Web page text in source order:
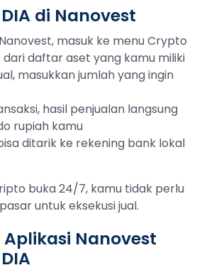
di Nanovest
masuk ke menu Crypto
dari daftar aset yang kamu miliki
masukkan jumlah yang ingin
hasil penjualan langsung
rupiah kamu
ditarik ke rekening bank lokal
buka 24/7, kamu tidak perlu
untuk eksekusi jual.
Nanovest